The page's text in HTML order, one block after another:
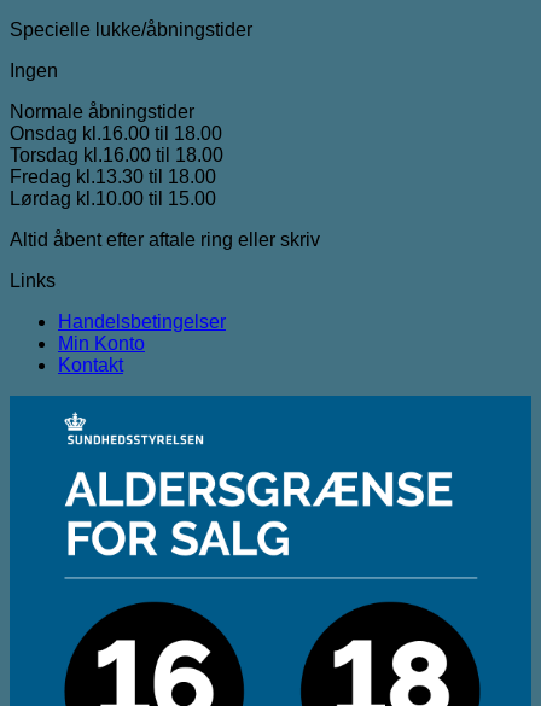
Specielle lukke/åbningstider
Ingen
Normale åbningstider
Onsdag kl.16.00 til 18.00
Torsdag kl.16.00 til 18.00
Fredag kl.13.30 til 18.00
Lørdag kl.10.00 til 15.00
Altid åbent efter aftale ring eller skriv
Links
Handelsbetingelser
Min Konto
Kontakt